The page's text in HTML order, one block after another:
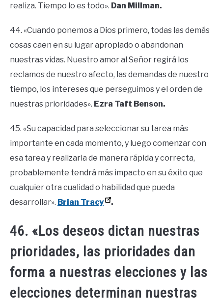
realiza. Tiempo lo es todo». Dan Millman.
44. «Cuando ponemos a Dios primero, todas las demás
cosas caen en su lugar apropiado o abandonan
nuestras vidas. Nuestro amor al Señor regirá los
reclamos de nuestro afecto, las demandas de nuestro
tiempo, los intereses que perseguimos y el orden de
nuestras prioridades». Ezra Taft Benson.
45. «Su capacidad para seleccionar su tarea más
importante en cada momento, y luego comenzar con
esa tarea y realizarla de manera rápida y correcta,
probablemente tendrá más impacto en su éxito que
cualquier otra cualidad o habilidad que pueda
desarrollar». Brian Tracy .
46. «Los deseos dictan nuestras
prioridades, las prioridades dan
forma a nuestras elecciones y las
elecciones determinan nuestras